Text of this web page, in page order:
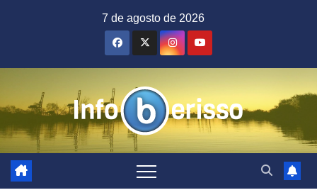
7 de agosto de 2026